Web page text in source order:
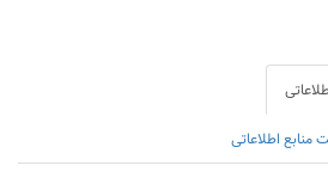
منابع اطلاعاتی